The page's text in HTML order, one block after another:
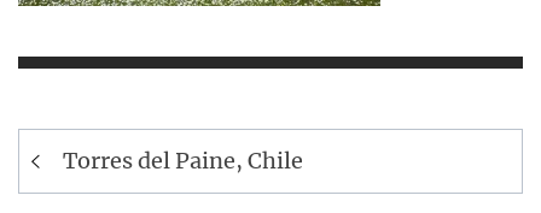
Navegación
de
Torres del Paine, Chile